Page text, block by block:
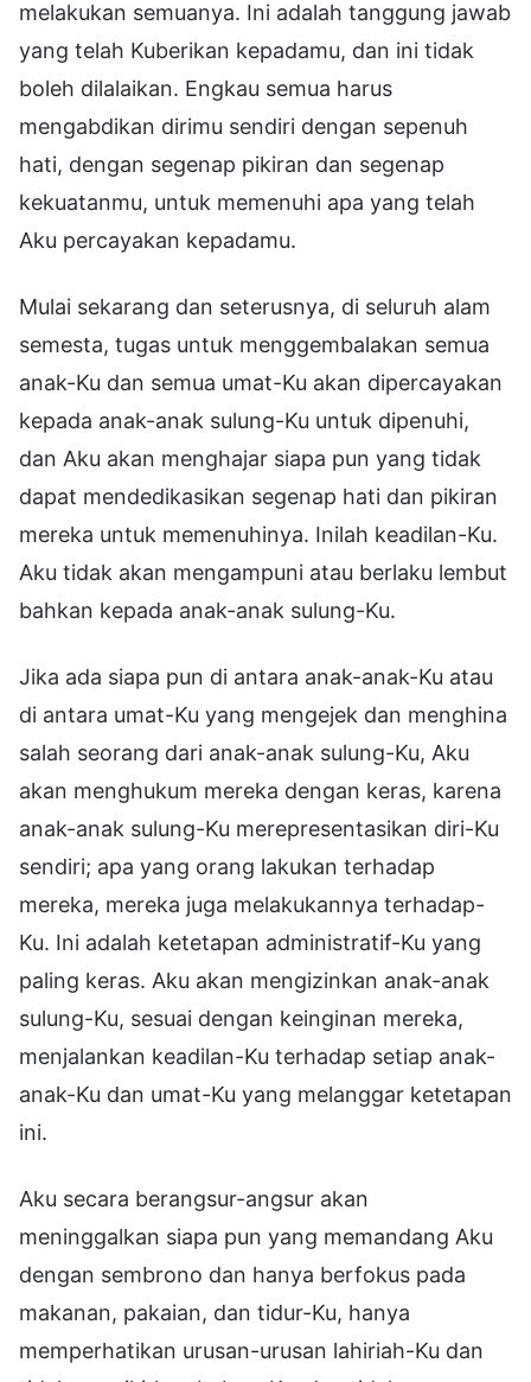
melakukan semuanya. Ini adalah tanggung jawab
yang telah Kuberikan kepadamu, dan ini tidak
boleh dilalaikan. Engkau semua harus
mengabdikan dirimu sendiri dengan sepenuh
hati, dengan segenap pikiran dan segenap
kekuatanmu, untuk memenuhi apa yang telah
Aku percayakan kepadamu.
Mulai sekarang dan seterusnya, di seluruh alam
semesta, tugas untuk menggembalakan semua
anak-Ku dan semua umat-Ku akan dipercayakan
kepada anak-anak sulung-Ku untuk dipenuhi,
dan Aku akan menghajar siapa pun yang tidak
dapat mendedikasikan segenap hati dan pikiran
mereka untuk memenuhinya. Inilah keadilan-Ku.
Aku tidak akan mengampuni atau berlaku lembut
bahkan kepada anak-anak sulung-Ku.
Jika ada siapa pun di antara anak-anak-Ku atau
di antara umat-Ku yang mengejek dan menghina
salah seorang dari anak-anak sulung-Ku, Aku
akan menghukum mereka dengan keras, karena
anak-anak sulung-Ku merepresentasikan diri-Ku
sendiri; apa yang orang lakukan terhadap
mereka, mereka juga melakukannya terhadap-
Ku. Ini adalah ketetapan administratif-Ku yang
paling keras. Aku akan mengizinkan anak-anak
sulung-Ku, sesuai dengan keinginan mereka,
menjalankan keadilan-Ku terhadap setiap anak-
anak-Ku dan umat-Ku yang melanggar ketetapan
ini.
Aku secara berangsur-angsur akan
meninggalkan siapa pun yang memandang Aku
dengan sembrono dan hanya berfokus pada
makanan, pakaian, dan tidur-Ku, hanya
memperhatikan urusan-urusan lahiriah-Ku dan